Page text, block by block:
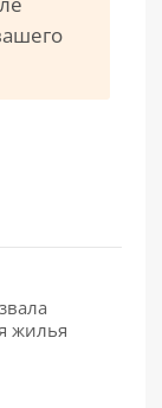
жилья